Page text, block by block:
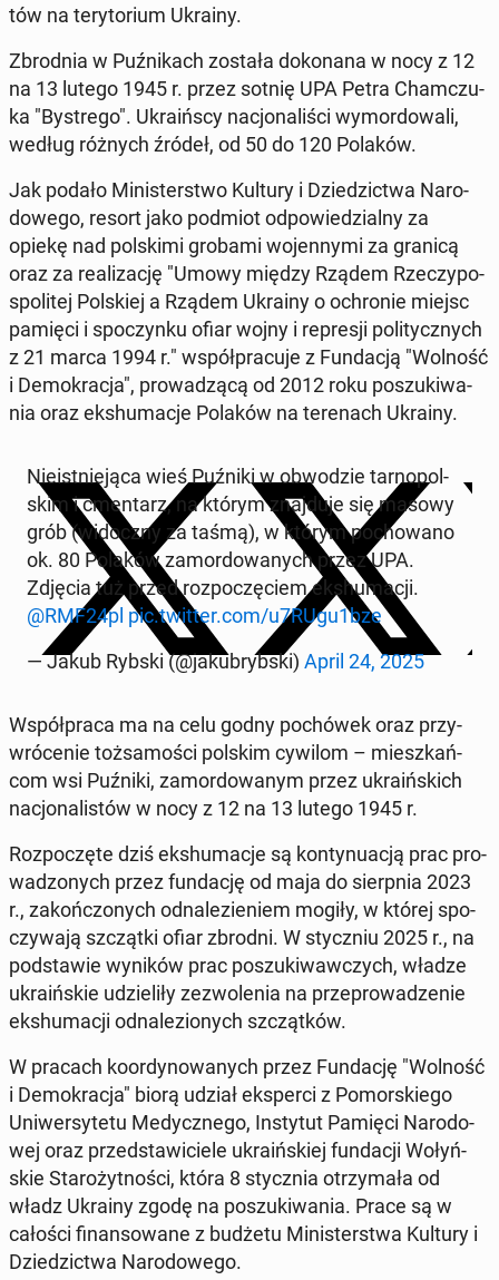
tów na te­ry­to­rium Ukrainy.
Zbrod­nia w Puź­ni­kach została do­ko­na­na w nocy z 12
na 13 lutego 1945 r. przez sotnię UPA Petra Cham­czu­
ka "By­stre­go". Ukra­iń­scy na­cjo­na­li­ści wy­mor­do­wa­li,
według różnych źródeł, od 50 do 120 Polaków.
Jak podało Mi­ni­ster­stwo Kultury i Dzie­dzic­twa Na­ro­
do­we­go, resort jako podmiot od­po­wie­dzial­ny za
opiekę nad pol­ski­mi grobami wo­jen­ny­mi za granicą
oraz za re­ali­za­cję "Umowy między Rządem Rze­czy­po­
spo­li­tej Pol­skiej a Rządem Ukrainy o ochro­nie miejsc
pamięci i spo­czyn­ku ofiar wojny i re­pre­sji po­li­tycz­nych
z 21 marca 1994 r." współ­pra­cu­je z Fun­da­cją "Wolność
i De­mo­kra­cja", pro­wa­dzą­cą od 2012 roku po­szu­ki­wa­
nia oraz eks­hu­ma­cje Polaków na te­re­nach Ukrainy.
Nie­ist­nie­ją­ca wieś Puźniki w ob­wo­dzie tar­no­pol­
skim i cmen­tarz, na którym znaj­du­je się masowy
grób (wi­docz­ny za taśmą), w którym po­cho­wa­no
ok. 80 Polaków za­mor­do­wa­nych przez UPA.
Zdjęcia tuż przed roz­po­czę­ciem eks­hu­ma­cji.
@RMF24pl pic.twitter.com/u7RUgu1bze
— Jakub Rybski (@ja­ku­bryb­ski) April 24, 2025
Współ­pra­ca ma na celu godny po­chó­wek oraz przy­
wró­ce­nie toż­sa­mo­ści polskim cywilom – miesz­kań­
com wsi Puźniki, za­mor­do­wa­nym przez ukra­iń­skich
na­cjo­na­li­stów w nocy z 12 na 13 lutego 1945 r.
Roz­po­czę­te dziś eks­hu­ma­cje są kon­ty­nu­acją prac pro­
wa­dzo­nych przez fun­da­cję od maja do sierp­nia 2023
r., za­koń­czo­nych od­na­le­zie­niem mogiły, w której spo­
czy­wa­ją szcząt­ki ofiar zbrodni. W stycz­niu 2025 r., na
pod­sta­wie wyników prac po­szu­ki­waw­czych, władze
ukra­iń­skie udzie­li­ły ze­zwo­le­nia na prze­pro­wa­dze­nie
eks­hu­ma­cji od­na­le­zio­nych szcząt­ków.
W pracach ko­or­dy­no­wa­nych przez Fun­da­cję "Wolność
i De­mo­kra­cja" biorą udział eks­per­ci z Po­mor­skie­go
Uni­wer­sy­te­tu Me­dycz­ne­go, In­sty­tut Pamięci Na­ro­do­
wej oraz przed­sta­wi­cie­le ukra­iń­skiej fun­da­cji Wo­łyń­
skie Sta­ro­żyt­no­ści, która 8 stycz­nia otrzy­ma­ła od
władz Ukrainy zgodę na po­szu­ki­wa­nia. Prace są w
całości fi­nan­so­wa­ne z budżetu Mi­ni­ster­stwa Kultury i
Dzie­dzic­twa Na­ro­do­we­go.